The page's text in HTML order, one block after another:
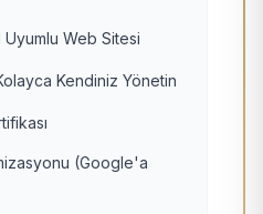
Web Sitesi
Kendiniz Yönetin
(Google'a